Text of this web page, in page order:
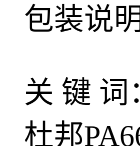
包装说明
关 键 词
杜邦